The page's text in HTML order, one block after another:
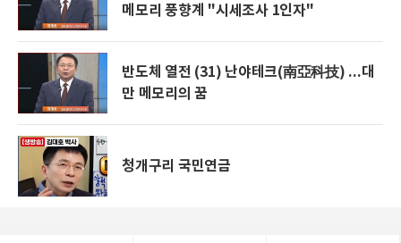
메모리 풍향계 "시세조사 1인자"
반도체 열전 (31) 난야테크(南亞科技) ...대
만 메모리의 꿈
청개구리 국민연금